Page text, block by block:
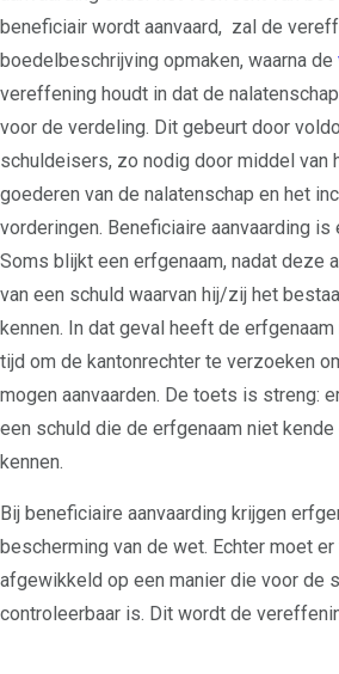
beneficiair wordt aanvaard, zal de
boedelbeschrijving opmaken, waarna de
vereffening houdt in dat de
voor de verdeling. Dit gebeurt door
schuldeisers, zo nodig door middel van
goederen van de nalatenschap en het
vorderingen. Beneficiaire aanvaarding
Soms blijkt een erfgenaam, nadat deze
van een schuld waarvan hij/zij het
kennen. In dat geval heeft de
tijd om de kantonrechter te verzoeken
mogen aanvaarden. De toets is streng:
een schuld die de erfgenaam niet
kennen.
Bij beneficiaire aanvaarding krijgen
bescherming van de wet. Echter moet
afgewikkeld op een manier die voor de
controleerbaar is. Dit wordt de